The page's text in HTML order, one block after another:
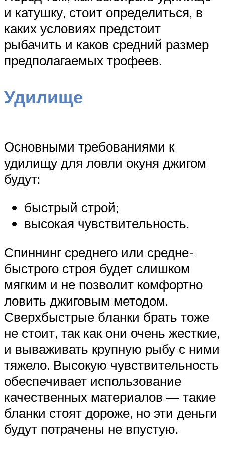
и катушку, стоит определиться, в
каких условиях предстоит
рыбачить и каков средний размер
предполагаемых трофеев.
Удилище
Основными требованиями к
удилищу для ловли окуня джигом
будут:
быстрый строй;
высокая чувствительность.
Спиннинг среднего или средне-
быстрого строя будет слишком
мягким и не позволит комфортно
ловить джиговым методом.
Сверхбыстрые бланки брать тоже
не стоит, так как они очень жесткие,
и вываживать крупную рыбу с ними
тяжело. Высокую чувствительность
обеспечивает использование
качественных материалов — такие
бланки стоят дороже, но эти деньги
будут потрачены не впустую.